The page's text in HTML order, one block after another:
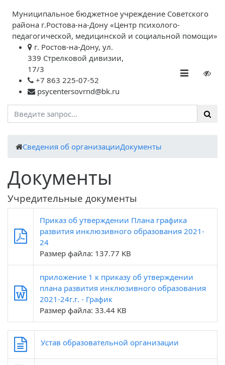
Муниципальное бюджетное учреждение Советского
района г.Ростова-на-Дону «Центр психолого-
педагогической, медицинской и социальной помощи»
г. Ростов-на-Дону, ул.
339 Стрелковой дивизии,
17/3
+7 863 225-07-52
psycentersovrnd@bk.ru
Cведения об организацииДокументы
Документы
Учредительные документы
Приказ об утверждении Плана графика
развития инклюзивного образования 2021-
24
Размер файла: 137.77 KB
приложение 1 к приказу об утверждении
плана развития инклюзивного образования
2021-24г.г. - График
Размер файла: 33.44 KB
Устав образовательной организации